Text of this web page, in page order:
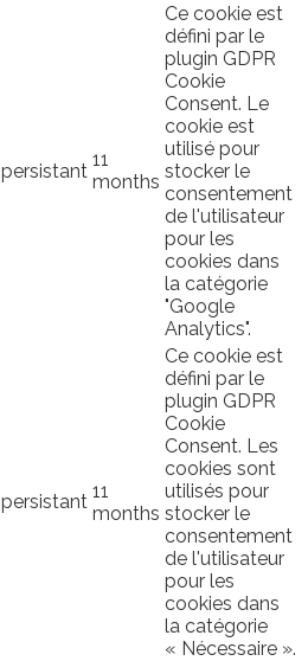
persistant
11
months
Ce cookie est
défini par le
plugin GDPR
Cookie
Consent. Le
cookie est
utilisé pour
stocker le
consentement
de l'utilisateur
pour les
cookies dans
la catégorie
"Google
Analytics".
persistant 11
months
Ce cookie est
défini par le
plugin GDPR
Cookie
Consent. Les
cookies sont
utilisés pour
stocker le
consentement
de l'utilisateur
pour les
cookies dans
la catégorie
« Nécessaire ».